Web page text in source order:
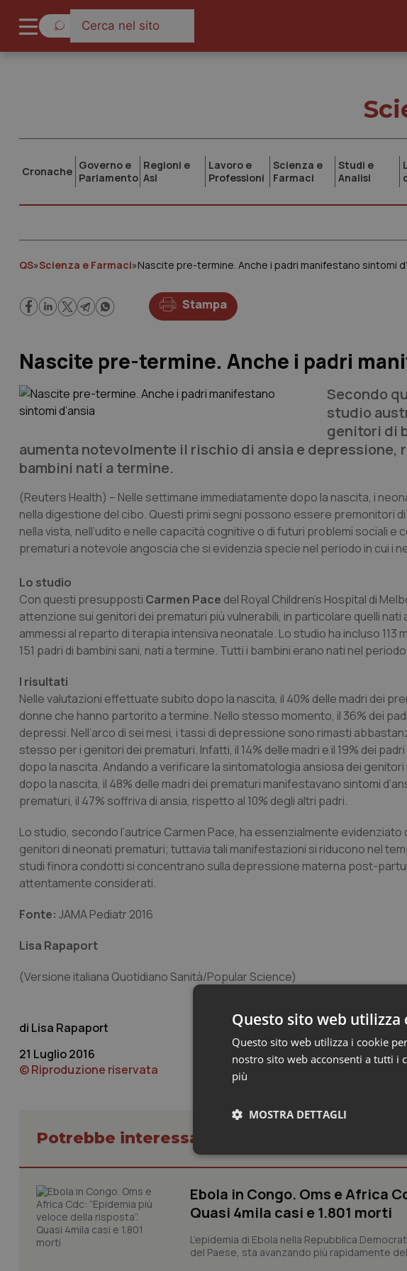
Cronache Governo e
Parlamento
Regioni e
Asl
Lavoro e
Professioni
Scienza e
Farmaci
Studi e
Analisi
QS»Scienza e Farmaci»Nascite pre-termine. Anche i padri manifestano sintomi
Stampa
Nascite pre-termine. Anche i padri
Secondo
studio
genitori di
aumenta notevolmente il rischio di ansia e
bambini nati a termine.
(Reuters Health) – Nelle settimane immediatamente dopo la nascita, i
nella digestione del cibo. Questi primi segni possono essere premonitori
nella vista, nell’udito e nelle capacità cognitive o di futuri problemi sociali
prematuri a notevole angoscia che si evidenzia specie nel periodo in cui i
Lo studio
Con questi presupposti Carmen Pace del Royal Children’s Hospital di
attenzione sui genitori dei prematuri più vulnerabili, in particolare quelli
ammessi al reparto di terapia intensiva neonatale. Lo studio ha incluso 113
151 padri di bambini sani, nati a termine. Tutti i bambini erano nati nel
I risultati
Nelle valutazioni effettuate subito dopo la nascita, il 40% delle madri dei
donne che hanno partorito a termine. Nello stesso momento, il 36% dei
depressi. Nell’arco di sei mesi, i tassi di depressione sono rimasti
stesso per i genitori dei prematuri. Infatti, il 14% delle madri e il 19% dei
dopo la nascita. Andando a verificare la sintomatologia ansiosa dei
dopo la nascita, il 48% delle madri dei prematuri manifestavano sintomi
prematuri, il 47% soffriva di ansia, rispetto al 10% degli altri padri.
Lo studio, secondo l’autrice Carmen Pace, ha essenzialmente
genitori di neonati prematuri; tuttavia tali manifestazioni si riducono nel
studi finora condotti si concentrano sulla depressione materna post-
attentamente considerati.
Fonte: JAMA Pediatr 2016
Lisa Rapaport
(Versione italiana Quotidiano Sanità/Popular Science)
Lisa Rapaport
21 Luglio 2016
© Riproduzione riservata
Potrebbe interessarti in Scienza e Farmaci
Ebola in Congo. Oms e Africa
Quasi 4mila casi e 1.801 morti
L’epidemia di Ebola nella Repubblica
del Paese, sta avanzando più rapidamente
Questo sito web utilizza
Questo sito web utilizza i cookie
nostro sito web acconsenti a tutti i
più
MOSTRA DETTAGLI
Necessari